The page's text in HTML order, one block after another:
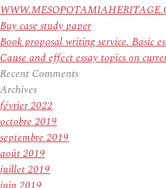
Buy case study paper
Book proposal writing service. Basic
Cause and effect essay topics on
Recent Comments
Archives
février 2022
octobre 2019
septembre 2019
août 2019
juillet 2019